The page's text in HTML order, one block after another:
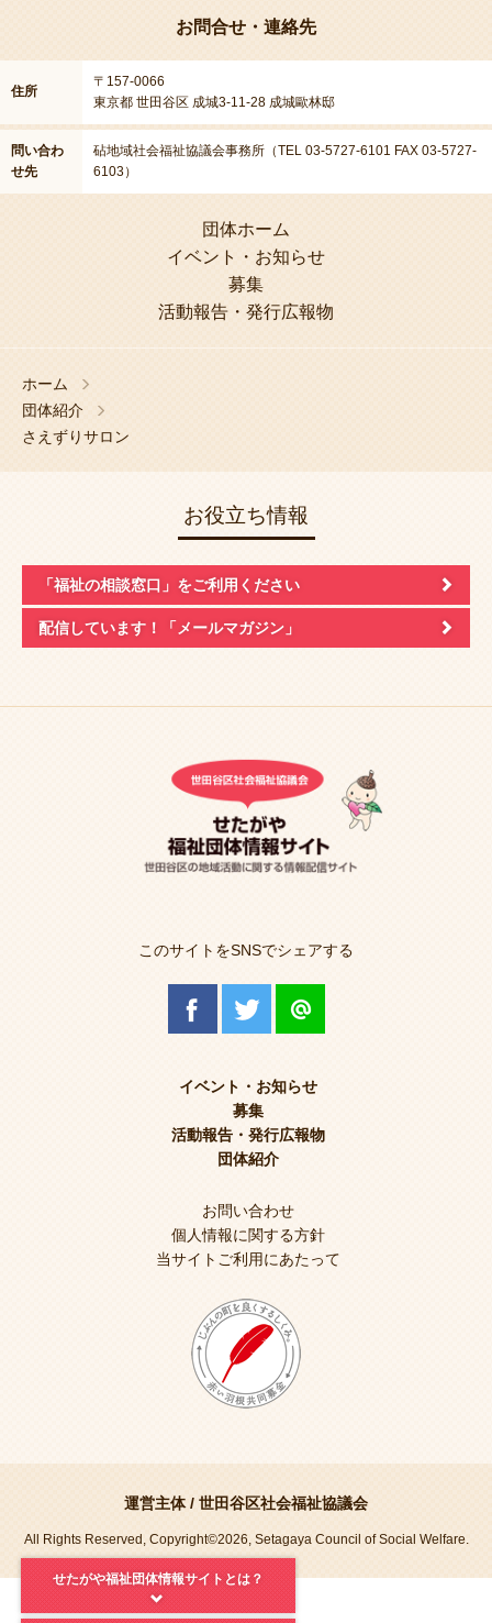
お問合せ・連絡先
住所
〒157-0066
東京都 世田谷区 成城3-11-28 成城歐林邸
問い合わ
せ先
砧地域社会福祉協議会事務所（TEL 03-5727-6101 FAX 03-5727-
6103）
団体ホーム
イベント・お知らせ
募集
活動報告・発行広報物
ホーム
団体紹介
さえずりサロン
お役立ち情報
「福祉の相談窓口」 をご利用ください
配信しています！ 「メールマガジン」
このサイトをSNSでシェアする
イベント・お知らせ
募集
活動報告・発行広報物
団体紹介
お問い合わせ
個人情報に関する方針
当サイトご利用にあたって
運営主体 / 世田谷区社会福祉協議会
All Rights Reserved, Copyright©2026, Setagaya Council of Social Welfare.
せたがや福祉団体情報サイトとは？